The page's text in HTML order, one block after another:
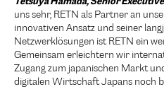
uns sehr, RETN als Partner an
innovativen Ansatz und seiner
Netzwerklösungen ist RETN ein
Gemeinsam erleichtern wir
Zugang zum japanischen Markt
digitalen Wirtschaft Japans noch